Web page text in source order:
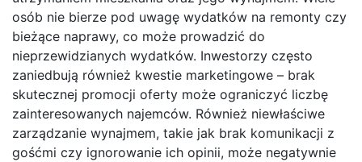
osób nie bierze pod uwagę wydatków na remonty czy
bieżące naprawy, co może prowadzić do
nieprzewidzianych wydatków. Inwestorzy często
zaniedbują również kwestie marketingowe – brak
skutecznej promocji oferty może ograniczyć liczbę
zainteresowanych najemców. Również niewłaściwe
zarządzanie wynajmem, takie jak brak komunikacji z
gośćmi czy ignorowanie ich opinii, może negatywnie